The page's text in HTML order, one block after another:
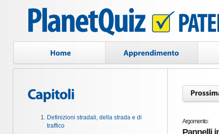
Definizioni stradali, della strada e di
traffico
Argomento:
Pannelli